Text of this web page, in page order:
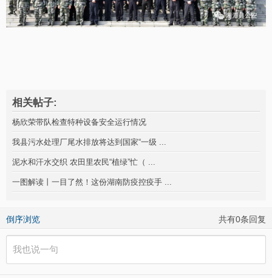
相关帖子:
杨欣荣带队检查特种设备安全运行情况
我县污水处理厂尾水排放将达到国家“一级 ...
泥水和汗水交织 农田里农民“植绿”忙（ ...
一图解读丨一目了然！这份湖南防疫控疫手 ...
倒序浏览 共有0条回复